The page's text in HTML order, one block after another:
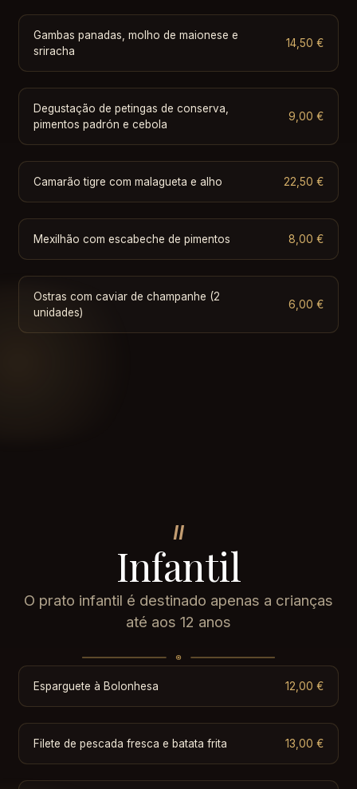
Gambas panadas, molho de maionese e
sriracha
14,50 €
Degustação de petingas de conserva,
pimentos padrón e cebola
9,00 €
Camarão tigre com malagueta e alho 22,50 €
Mexilhão com escabeche de pimentos 8,00 €
Ostras com caviar de champanhe (2
unidades)
6,00 €
II
Infantil
O prato infantil é destinado apenas a crianças
até aos 12 anos
Esparguete à Bolonhesa 12,00 €
Filete de pescada fresca e batata frita 13,00 €